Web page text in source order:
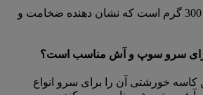
وزن هر کاسه خورشتی 300 گرم است که نشان دهنده ضخامت و
برای سرو سوپ و آش مناسب است؟
کاسه خورشتی آن را برای سرو انواع